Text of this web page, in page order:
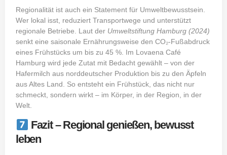
Regionalität ist auch ein Statement für Umweltbewusstsein.
Wer lokal isst, reduziert Transportwege und unterstützt
regionale Betriebe. Laut der Umweltstiftung Hamburg (2024)
senkt eine saisonale Ernährungsweise den CO₂-Fußabdruck
eines Frühstücks um bis zu 45 %. Im Lovaena Café
Hamburg wird jede Zutat mit Bedacht gewählt – von der
Hafermilch aus norddeutscher Produktion bis zu den Äpfeln
aus Altes Land. So entsteht ein Frühstück, das nicht nur
schmeckt, sondern wirkt – im Körper, in der Region, in der
Welt.
Fazit – Regional genießen, bewusst
leben